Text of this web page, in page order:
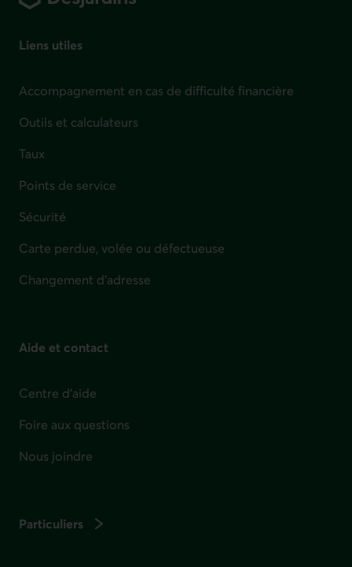
Liens utiles
Accompagnement en cas de difficulté financière
Outils et calculateurs
Taux
Points de service
Sécurité
Carte perdue, volée ou défectueuse
Changement d'adresse
Aide et contact
Centre d'aide
Foire aux questions
Nous joindre
Particuliers